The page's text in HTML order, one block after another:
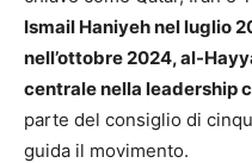
Ismail Haniyeh nel luglio
nell’ottobre 2024, al-
centrale nella leadership
parte del consiglio di
guida il movimento.